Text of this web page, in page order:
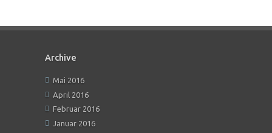
Archive
Mai 2016
April 2016
Februar 2016
Januar 2016